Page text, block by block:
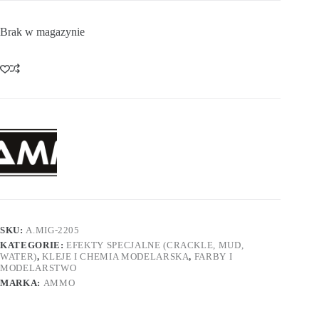
Brak w magazynie
SKU: A.MIG-2205
KATEGORIE:EFEKTY SPECJALNE (CRACKLE, MUD,
WATER),KLEJE I CHEMIA MODELARSKA, FARBY I
MODELARSTWO
MARKA: AMMO